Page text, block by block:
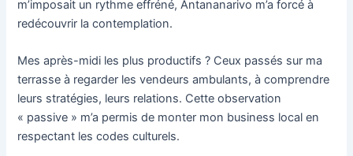
m’imposait un rythme effréné, Antananarivo m’a forcé à
redécouvrir la contemplation.
Mes après-midi les plus productifs ? Ceux passés sur ma
terrasse à regarder les vendeurs ambulants, à comprendre
leurs stratégies, leurs relations. Cette observation
« passive » m’a permis de monter mon business local en
respectant les codes culturels.